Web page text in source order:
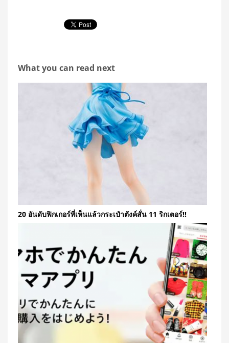
What you can read next
20 อันดับฟิกเกอร์ที่เห็นแล้วกระเป๋าตังค์สั่น 11 ริกเตอร์!!